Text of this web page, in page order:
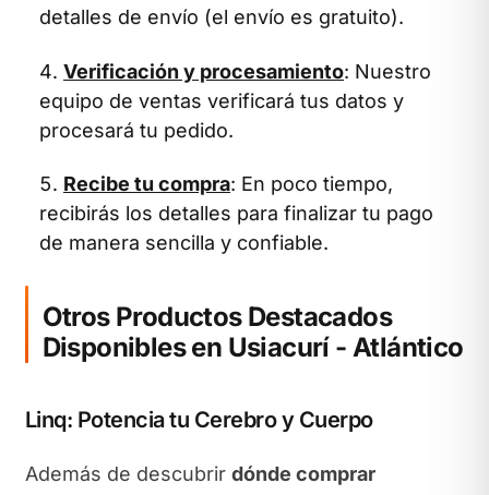
detalles de envío (el envío es gratuito).
Verificación y procesamiento: Nuestro
equipo de ventas verificará tus datos y
procesará tu pedido.
Recibe tu compra: En poco tiempo,
recibirás los detalles para finalizar tu pago
de manera sencilla y confiable.
Otros Productos Destacados
Disponibles en Usiacurí - Atlántico
Linq: Potencia tu Cerebro y Cuerpo
Además de descubrir dónde comprar